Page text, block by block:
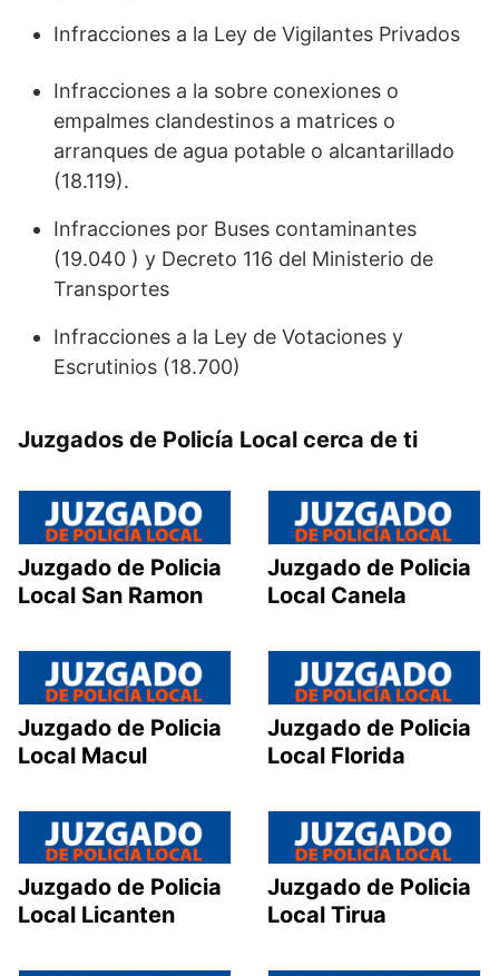
Infracciones a la Ley de Vigilantes Privados
Infracciones a la sobre conexiones o
empalmes clandestinos a matrices o
arranques de agua potable o alcantarillado
(18.119).
Infracciones por Buses contaminantes
(19.040 ) y Decreto 116 del Ministerio de
Transportes
Infracciones a la Ley de Votaciones y
Escrutinios (18.700)
Juzgados de Policía Local cerca de ti
Juzgado de Policia
Local San Ramon
Juzgado de Policia
Local Canela
Juzgado de Policia
Local Macul
Juzgado de Policia
Local Florida
Juzgado de Policia
Local Licanten
Juzgado de Policia
Local Tirua